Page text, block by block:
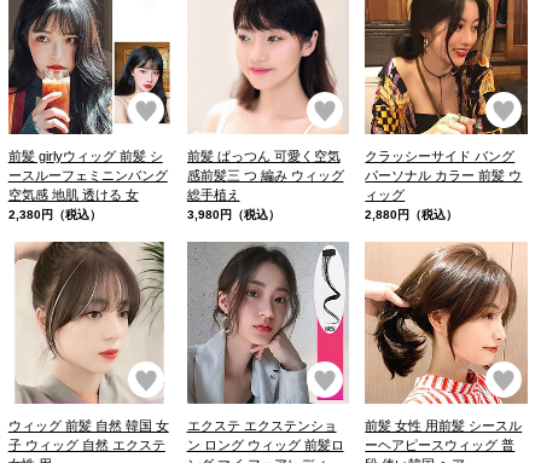
お気に入り
前髪 girlyウィッグ 前髪 シ
ースルーフェミニンバング
空気感 地肌 透ける 女
2,380円（税込）
お気に入り
前髪 ぱっつん 可愛く空気
感前髪三 つ 編み ウィッグ
総手植え
3,980円（税込）
お
クラッシーサイド バング
パーソナル カラー 前髪 ウ
ィッグ
2,880円（税込）
お気に入り
ウィッグ 前髪 自然 韓国 女
子 ウィッグ 自然 エクステ
お気に入り
エクステ エクステンショ
ン ロング ウィッグ 前髪ロ
お
前髪 女性 用前髪 シースル
ーヘアピースウィッグ 普